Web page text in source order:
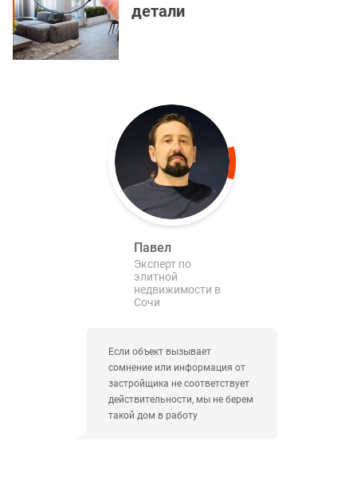
детали
Павел
Эксперт по
элитной
недвижимости в
Сочи
Если объект вызывает
сомнение или информация от
застройщика не соответствует
действительности, мы не берем
такой дом в работу